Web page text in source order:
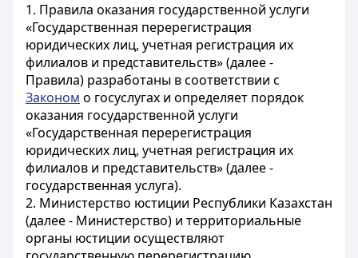
1. Правила оказания государственной услуги
«Государственная перерегистрация
юридических лиц, учетная регистрация их
филиалов и представительств» (далее -
Правила) разработаны в соответствии с
Законом о госуслугах и определяет порядок
оказания государственной услуги
«Государственная перерегистрация
юридических лиц, учетная регистрация их
филиалов и представительств» (далее -
государственная услуга).
2. Министерство юстиции Республики Казахстан
(далее - Министерство) и территориальные
органы юстиции осуществляют